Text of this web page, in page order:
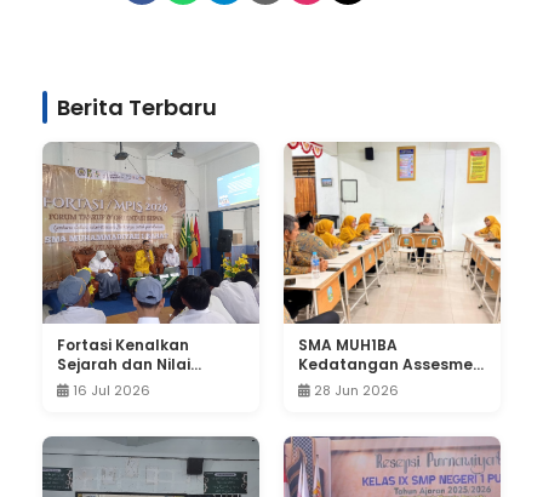
Berita Terbaru
Fortasi Kenalkan
Sejarah dan Nilai
Perjuangan IPM,
Wujudkan Kader Pelajar
16 Jul 2026
SMA MUH1BA
Kedatangan Assesmen
dari PWM Jatim
28 Jun 2026